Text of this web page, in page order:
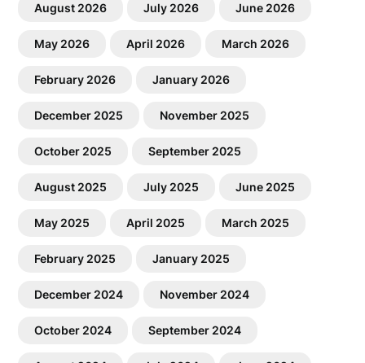
August 2026 July 2026 June 2026
May 2026 April 2026 March 2026
February 2026 January 2026
December 2025 November 2025
October 2025 September 2025
August 2025 July 2025 June 2025
May 2025 April 2025 March 2025
February 2025 January 2025
December 2024 November 2024
October 2024 September 2024